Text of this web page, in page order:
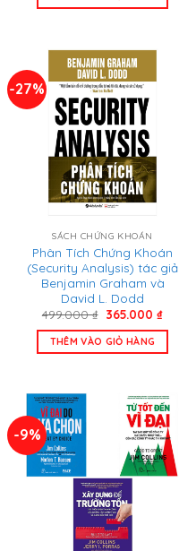
-27%
SÁCH CHỨNG KHOÁN
Phân Tích Chứng Khoán
(Security Analysis) tác giả
Benjamin Graham và
David L. Dodd
499.000₫ Giá
là:
499.000 ₫.
365.000 ₫Giá
tại
là:
THÊM VÀO GIỎ HÀNG
-9%